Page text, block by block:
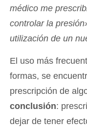
médico me
controlar la
utilización de un
El uso más
formas, se
prescripción de
conclusión:
dejar de tener